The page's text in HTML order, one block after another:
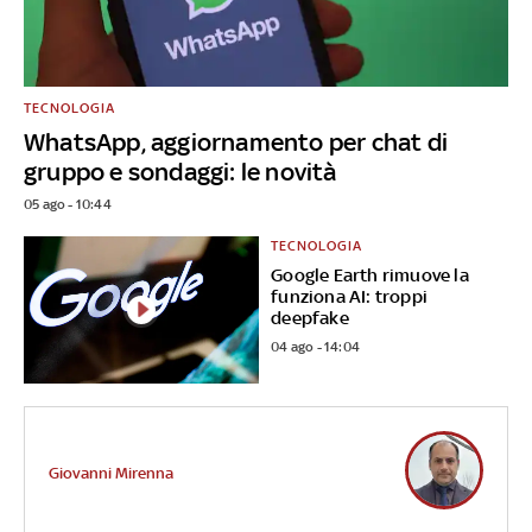
WhatsApp, aggiornamento per chat di
gruppo e sondaggi: le novità
TECNOLOGIA
05 ago - 10:44
Google Earth rimuove la
funziona AI: troppi
deepfake
TECNOLOGIA
04 ago - 14:04
Giovanni Mirenna